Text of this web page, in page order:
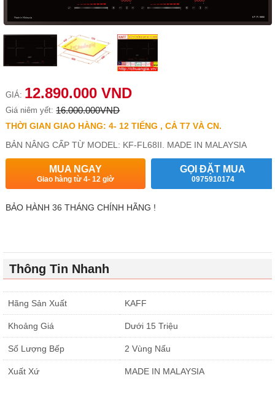
GIÁ: 12.890.000 VND
Giá niêm yết: 16.000.000VND
THỜI GIAN GIAO HÀNG: 4- 12 TIẾNG , CẢ T7 VÀ CN.
BẢN NÂNG CẤP TỪ MODEL: KF-FL68II. MADE IN MALAYSIA
MUA NGAY
Giao hàng từ 4- 12 giờ
GỌI ĐẶT MUA
0975910174
BẢO HÀNH 36 THÁNG CHÍNH HÃNG !
Thông Tin Nhanh
Hãng Sản Xuất KAFF
Khoảng Giá Dưới 15 Triệu
Số Lượng Bếp 2 Vùng Nấu
Xuất Xứ MADE IN MALAYSIA